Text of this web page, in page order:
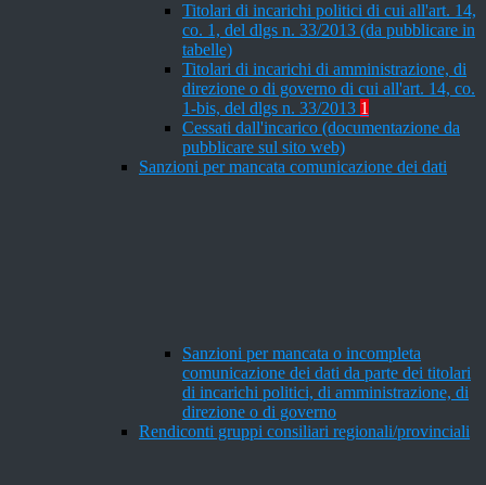
Titolari di incarichi politici di cui all'art. 14,
co. 1, del dlgs n. 33/2013 (da pubblicare in
tabelle)
Titolari di incarichi di amministrazione, di
direzione o di governo di cui all'art. 14, co.
1-bis, del dlgs n. 33/2013 1
Cessati dall'incarico (documentazione da
pubblicare sul sito web)
Sanzioni per mancata comunicazione dei dati
Sanzioni per mancata o incompleta
comunicazione dei dati da parte dei titolari
di incarichi politici, di amministrazione, di
direzione o di governo
Rendiconti gruppi consiliari regionali/provinciali